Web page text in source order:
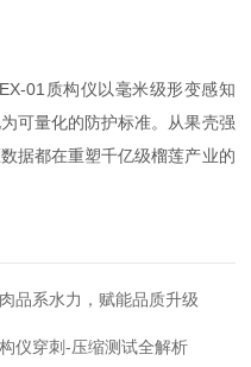
01质构仪以毫米级形变感知
可量化的防护标准。从果壳强
据都在重塑千亿级榴莲产业的
品系水力，赋能品质升级
仪穿刺-压缩测试全解析